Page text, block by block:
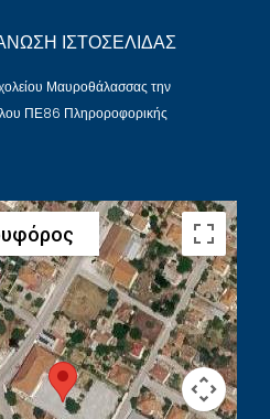
ΙΣΤΟΣΕΛΊΔΑΣ
Μαυροθάλασσας την
ΠΕ86 Πληροροφορικής